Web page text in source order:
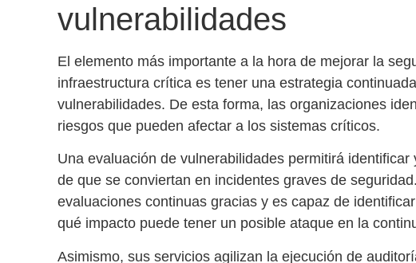
vulnerabilidades
El elemento más importante a la hora de mejorar la
infraestructura crítica es tener una estrategia
vulnerabilidades. De esta forma, las organizaciones
riesgos que pueden afectar a los sistemas críticos.
Una evaluación de vulnerabilidades permitirá identificar
de que se conviertan en incidentes graves de seguridad.
evaluaciones continuas gracias y es capaz de
qué impacto puede tener un posible ataque en la
Asimismo, sus servicios agilizan la ejecución de